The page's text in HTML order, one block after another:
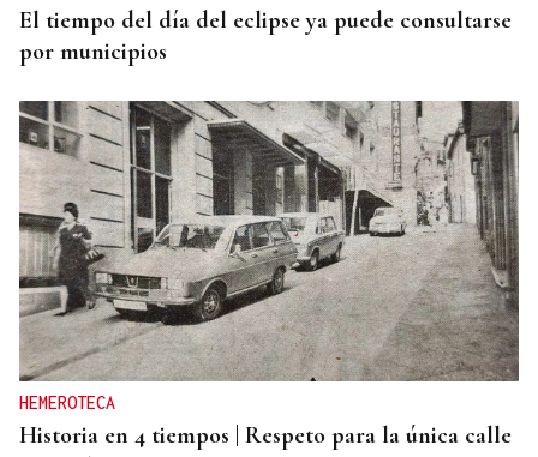
El tiempo del día del eclipse ya puede consultarse
por municipios
HEMEROTECA
Historia en 4 tiempos | Respeto para la única calle